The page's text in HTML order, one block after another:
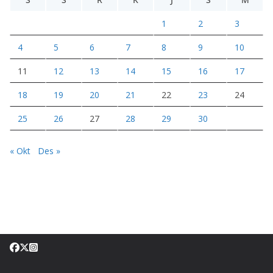
1 2 3
4 5 6 7 8 9 10
11 12 13 14 15 16 17
18 19 20 21 22 23 24
25 26 27 28 29 30
« Okt Des »